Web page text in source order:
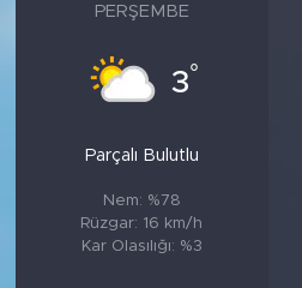
PERŞEMBE
3°
Parçalı Bulutlu
Nem: %78
Rüzgar: 16 km/h
Kar Olasılığı: %3